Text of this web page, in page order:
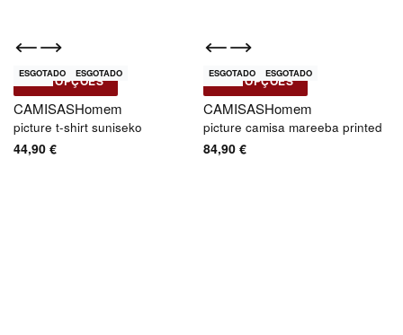
Novo
ESGOTADO ESGOTADO
VER OPÇÕES
Picture
CAMISASHomem
picture t-shirt suniseko
44,90 €
Novo
ESGOTADO ESGOTADO
VER OPÇÕES
Picture
CAMISASHomem
picture camisa mareeba printed
84,90 €